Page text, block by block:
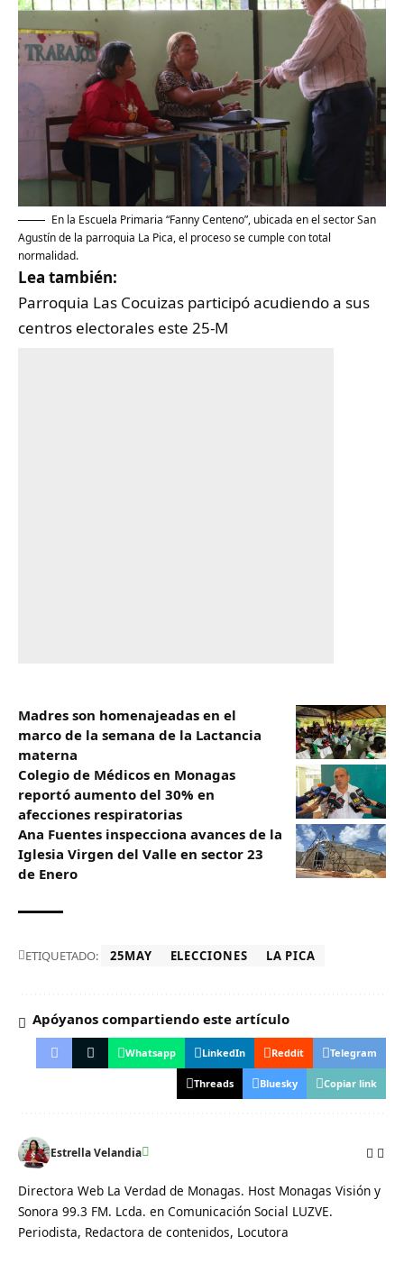
En la Escuela Primaria “Fanny Centeno”, ubicada en el sector San
Agustín de la parroquia La Pica, el proceso se cumple con total
normalidad.
Lea también:
Parroquia Las Cocuizas participó acudiendo a sus
centros electorales este 25-M
Madres son homenajeadas en el
marco de la semana de la Lactancia
materna
Colegio de Médicos en Monagas
reportó aumento del 30% en
afecciones respiratorias
Ana Fuentes inspecciona avances de la
Iglesia Virgen del Valle en sector 23
de Enero
ETIQUETADO: 25MAY ELECCIONES LA PICA
Apóyanos compartiendo este artículo
Whatsapp LinkedIn Reddit Telegram
Threads Bluesky Copiar link
Estrella Velandia
Directora Web La Verdad de Monagas. Host Monagas Visión y
Sonora 99.3 FM. Lcda. en Comunicación Social LUZVE.
Periodista, Redactora de contenidos, Locutora